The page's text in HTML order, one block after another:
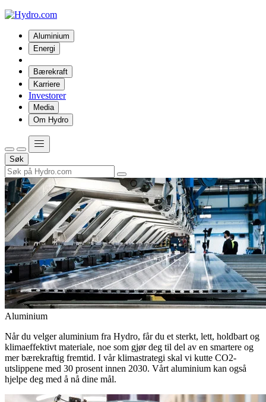
Aluminium
Energi
Bærekraft
Karriere
Investorer
Media
Om Hydro
Søk
Aluminium
Når du velger aluminium fra Hydro, får du et sterkt, lett, holdbart og
klimaeffektivt materiale, noe som gjør deg til del av en smartere og
mer bærekraftig fremtid. I vår klimastrategi skal vi kutte CO2-
utslippene med 30 prosent innen 2030. Vårt aluminium kan også
hjelpe deg med å nå dine mål.